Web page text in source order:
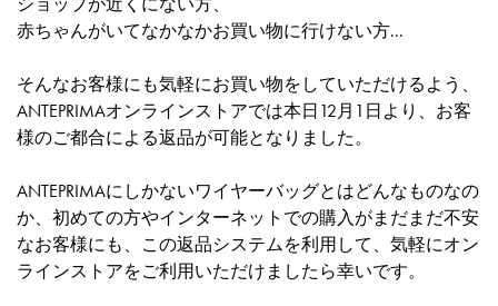
赤ちゃんがいてなかなかお買い物に行けない方...
そんなお客様にも気軽にお買い物をしていただけるよう、
ANTEPRIMAオンラインストアでは本日12月1日より、お客
様のご都合による返品が可能となりました。
ANTEPRIMAにしかないワイヤーバッグとはどんなものなの
か、初めての方やインターネットでの購入がまだまだ不安
なお客様にも、この返品システムを利用して、気軽にオン
ラインストアをご利用いただけましたら幸いです。